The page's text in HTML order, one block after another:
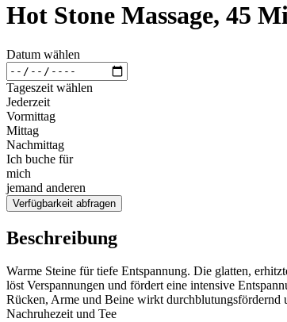
Hot Stone Massage, 45
Datum wählen
Tageszeit wählen
Jederzeit
Vormittag
Mittag
Nachmittag
Ich buche für
mich
jemand anderen
Verfügbarkeit abfragen
Beschreibung
Warme Steine für tiefe Entspannung. Die glatten,
löst Verspannungen und fördert eine intensive
Rücken, Arme und Beine wirkt durchblutungsfördernd
Nachruhezeit und Tee